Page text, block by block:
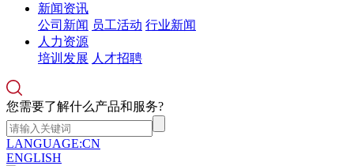
新闻资讯
公司新闻 员工活动 行业新闻
人力资源
培训发展 人才招聘
您需要了解什么产品和服务?
LANGUAGE:CN
ENGLISH